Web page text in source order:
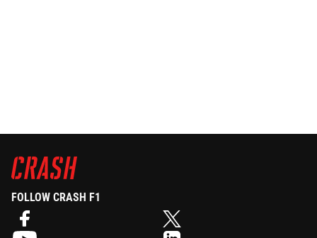
FOLLOW CRASH F1